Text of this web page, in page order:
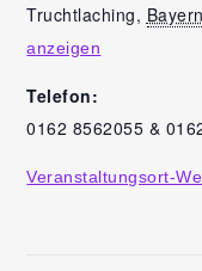
Truchtlaching, Bayern
anzeigen
Telefon:
0162 8562055 &
Veranstaltungsort-